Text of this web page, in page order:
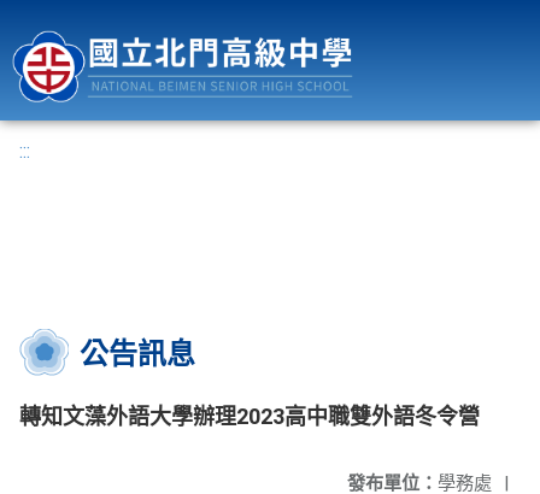
:::
公告訊息
轉知文藻外語大學辦理2023高中職雙外語冬令營
發布單位： 學務處 |